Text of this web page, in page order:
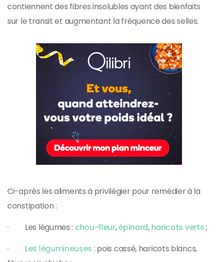
contiennent des fibres insolubles ayant des bienfaits
sur le transit et augmentant la fréquence des selles.
Ci-après les aliments à privilégier pour remédier à la
constipation :
· Les légumes : chou-fleur,épinard, haricots verts;
· Les légumineuses : pois cassé, haricots blancs,